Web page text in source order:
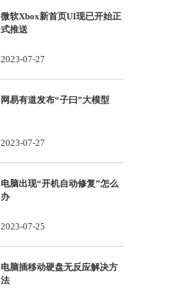
微软Xbox新首页UI现已开始正
式推送
2023-07-27
网易有道发布“子曰”大模型
2023-07-27
电脑出现“开机自动修复”怎么
办
2023-07-25
电脑插移动硬盘无反应解决方
法